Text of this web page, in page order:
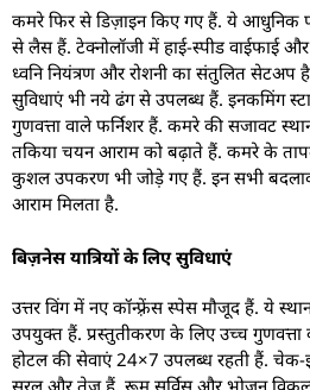
कमरे फिर से डिज़ाइन किए गए हैं. ये आधुनिक
से लैस हैं. टेक्नोलॉजी में हाई-स्पीड वाईफाई
ध्वनि नियंत्रण और रोशनी का संतुलित सेटअप
सुविधाएं भी नये ढंग से उपलब्ध हैं. इनकमिंग
गुणवत्ता वाले फर्निशर हैं. कमरे की सजावट
तकिया चयन आराम को बढ़ाते हैं. कमरे के
कुशल उपकरण भी जोड़े गए हैं. इन सभी
आराम मिलता है.
बिज़नेस यात्रियों के लिए सुविधाएं
उत्तर विंग में नए कॉन्फ़्रेंस स्पेस मौजूद हैं. ये
उपयुक्त हैं. प्रस्तुतीकरण के लिए उच्च
होटल की सेवाएं 24×7 उपलब्ध रहती हैं.
सरल और तेज हैं. रूम सर्विस और भोजन विकल्प